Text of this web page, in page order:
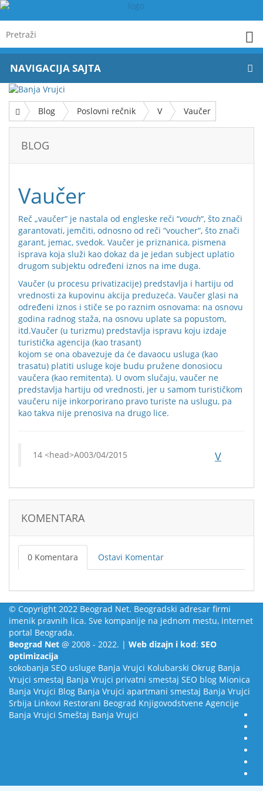
NAVIGACIJA SAJTA
Blog Poslovni rečnik V Vaučer
BLOG
Vaučer
Reč „vaučer“ je nastala od engleske reči “vouch“, što znači
garantovati, jemčiti, odnosno od reči “voucher“, što znači
garant, jemac, svedok. Vaučer je priznanica, pismena
isprava koja služi kao dokaz da je jedan subject uplatio
drugom subjektu određeni iznos na ime duga.
Vaučer (u procesu privatizacije) predstavlja i hartiju od
vrednosti za kupovinu akcija preduzeća. Vaučer glasi na
određeni iznos i stiče se po raznim osnovama: na osnovu
godina radnog staža, na osnovu uplate sa popustom,
itd.Vaučer (u turizmu) predstavlja ispravu koju izdaje
turistička agencija (kao trasant)
kojom se ona obavezuje da će davaocu usluga (kao
trasatu) platiti usluge koje budu pružene donosiocu
vaučera (kao remitenta). U ovom slučaju, vaučer ne
predstavlja hartiju od vrednosti, jer u samom turističkom
vaučeru nije inkorporirano pravo turiste na uslugu, pa
kao takva nije prenosiva na drugo lice.
V
03/04/2015
KOMENTARA
0 Komentara Ostavi Komentar
© Copyright 2022 Beograd Net. Beogradski adresar firmi
imenik pravnih lica. Sve kompanije na jednom mestu, internet
portal Beograda.
Beograd Net @ 2008 - 2022. | Web dizajn i kod: SEO
optimizacija
sokobanja SEO usluge Banja Vrujci Kolubarski Okrug Banja
Vrujci smestaj Banja Vrujci privatni smestaj SEO blog Mionica
Banja Vrujci Blog Banja Vrujci apartmani smestaj Banja Vrujci
Srbija Linkovi Restorani Beograd Knjigovodstvene Agencije
Banja Vrujci Smeštaj Banja Vrujci